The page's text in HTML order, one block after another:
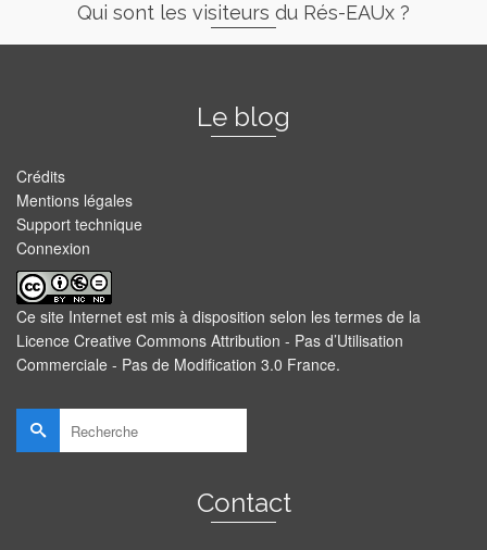
Qui sont les visiteurs du Rés-EAUx ?
Le blog
Crédits
Mentions légales
Support technique
Connexion
Ce site Internet est mis à disposition selon les termes de la
Licence Creative Commons Attribution - Pas d’Utilisation
Commerciale - Pas de Modification 3.0 France.
Rechercher :
Contact